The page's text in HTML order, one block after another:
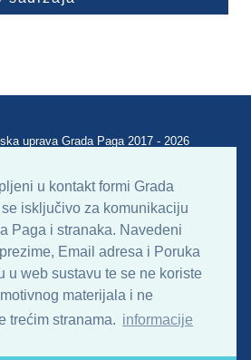
u kontakt formi Grada
isključivo za komunikaciju
Paga i stranaka. Navedeni
Email adresa i Poruka
u web sustavu te se ne koriste
materijala i ne
trećim stranama. informacije
uprava Grada Paga 2017 - 2026
Impressum
Kontakt
Sitemap
RSS